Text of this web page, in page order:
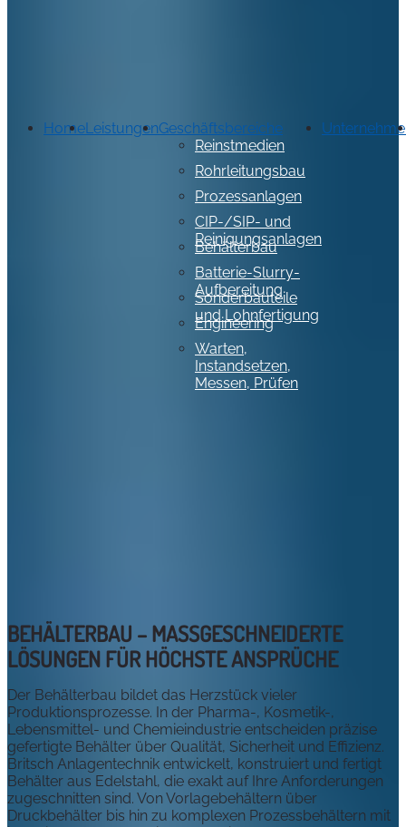
HomeLeistungenGeschäftsbereiche
Reinstmedien
Rohrleitungsbau
Prozessanlagen
CIP-/SIP- und
Reinigungsanlagen
Behälterbau
Batterie-Slurry-
Aufbereitung
Sonderbauteile
und Lohnfertigung
Engineering
Warten,
Instandsetzen,
Messen, Prüfen
BEHÄLTERBAU – MASSGESCHNEIDERTE L
ÖSUNGEN FÜR HÖCHSTE ANSPRÜCHE
Der Behälterbau bildet das Herzstück vieler
Produktionsprozesse. In der Pharma-, Kosmetik-,
Lebensmittel- und Chemieindustrie entscheiden präzise
gefertigte Behälter über Qualität, Sicherheit und Effizienz.
Britsch Anlagentechnik entwickelt, konstruiert und fertigt
Behälter aus Edelstahl, die exakt auf Ihre Anforderungen
zugeschnitten sind. Von Vorlagebehältern über
Druckbehälter bis hin zu komplexen Prozessbehältern mit